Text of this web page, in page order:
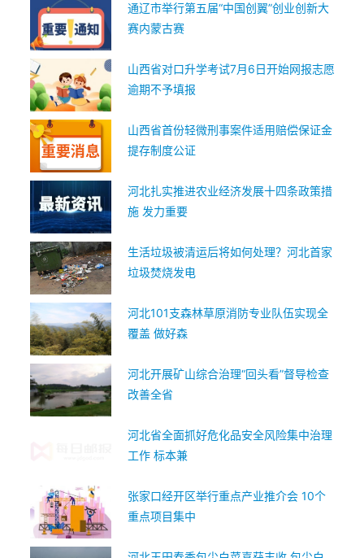
通辽市举行第五届“中国创翼”创业创新大
赛内蒙古赛
山西省对口升学考试7月6日开始网报志愿
逾期不予填报
山西省首份轻微刑事案件适用赔偿保证金
提存制度公证
河北扎实推进农业经济发展十四条政策措
施 发力重要
生活垃圾被清运后将如何处理？河北首家
垃圾焚烧发电
河北101支森林草原消防专业队伍实现全
覆盖 做好森
河北开展矿山综合治理“回头看”督导检查
改善全省
河北省全面抓好危化品安全风险集中治理
工作 标本兼
张家口经开区举行重点产业推介会 10个
重点项目集中